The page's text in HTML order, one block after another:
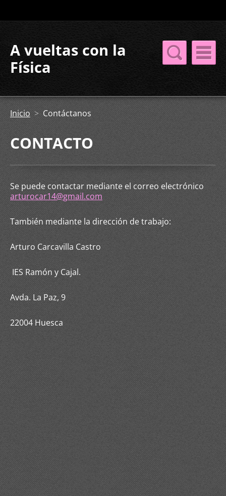
A vueltas con la
Física
Inicio > Contáctanos
CONTACTO
Se puede contactar mediante el correo electrónico
arturocar14@gmail.com
También mediante la dirección de trabajo:
Arturo Carcavilla Castro
IES Ramón y Cajal.
Avda. La Paz, 9
22004 Huesca